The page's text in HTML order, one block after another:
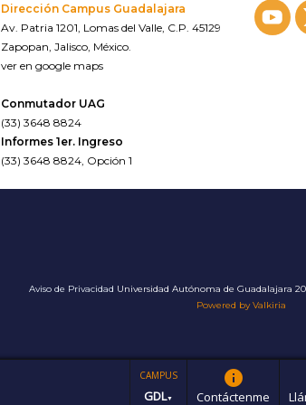
CAMPUS
GDL▼
info
Contáctenme
Dirección Campus Guadalajara
Av. Patria 1201, Lomas del Valle, C.P. 45129
Zapopan, Jalisco, México.
ver en google maps
Conmutador UAG
(33) 3648 8824
Informes 1er. Ingreso
(33) 3648 8824, Opción 1
Aviso de Privacidad Universidad Autónoma de Guadalajara
Powered by Valkiria